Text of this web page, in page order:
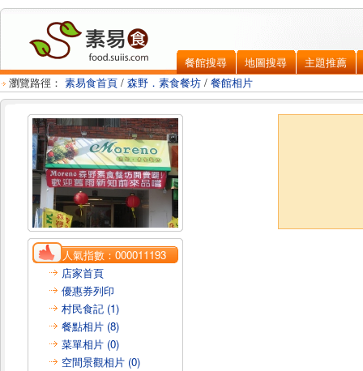
餐館搜尋 地圖搜尋
主題推薦
瀏覽路徑： 素易食首頁 / 森野．素食餐坊 / 餐館相片
人氣指數：000011193
店家首頁
優惠券列印
村民食記 (1)
餐點相片 (8)
菜單相片 (0)
空間景觀相片 (0)